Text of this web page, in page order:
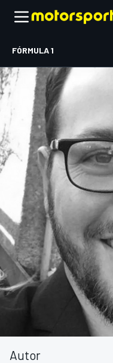
FÓRMULA 1
Autor